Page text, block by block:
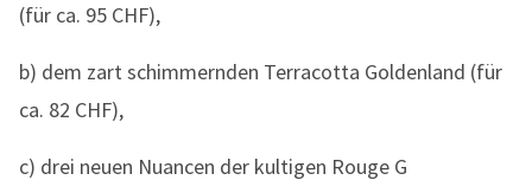
(für ca. 95 CHF),
b) dem zart schimmernden Terracotta Goldenland (für
ca. 82 CHF),
c) drei neuen Nuancen der kultigen Rouge G